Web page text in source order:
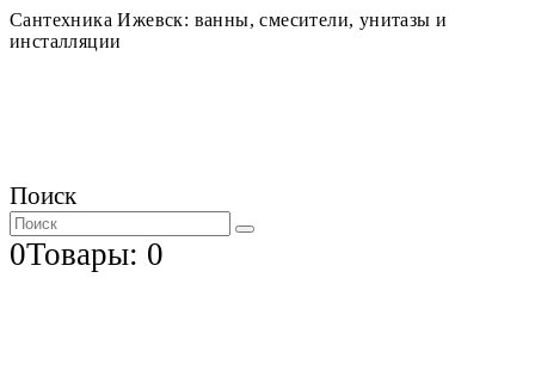
Сантехника Ижевск: ванны, смесители, унитазы и
инсталляции
Поиск
0Товары: 0